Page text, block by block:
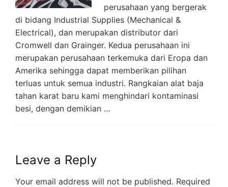
perusahaan yang bergerak
di bidang Industrial Supplies (Mechanical &
Electrical), dan merupakan distributor dari
Cromwell dan Grainger. Kedua perusahaan ini
merupakan perusahaan terkemuka dari Eropa dan
Amerika sehingga dapat memberikan pilihan
terluas untuk semua industri. Rangkaian alat baja
tahan karat baru kami menghindari kontaminasi
besi, dengan demikian …
Leave a Reply
Your email address will not be published. Required